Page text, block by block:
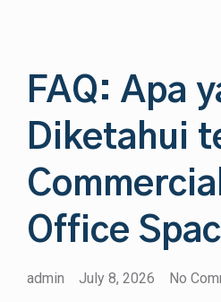
FAQ: Apa
Diketahui
Office
admin July 8, 2026 No